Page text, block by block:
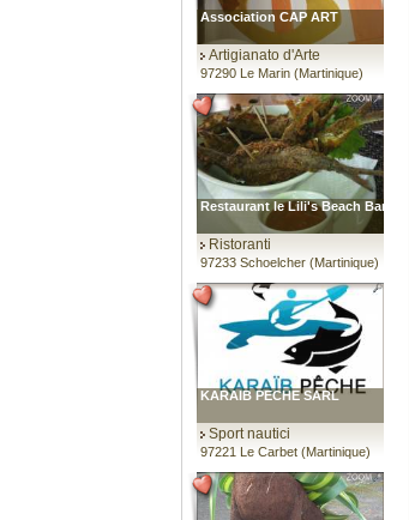
Association CAP ART
Artigianato d'Arte
97290 Le Marin (Martinique)
Restaurant le Lili's Beach Bar
Ristoranti
97233 Schoelcher (Martinique)
KARAIB PECHE SARL
Sport nautici
97221 Le Carbet (Martinique)